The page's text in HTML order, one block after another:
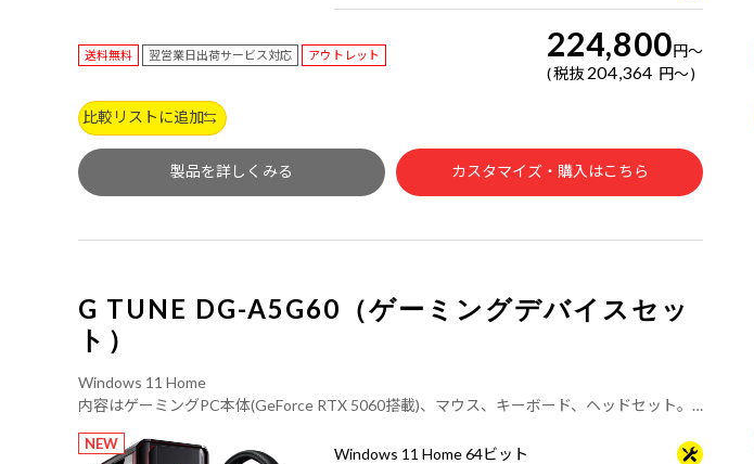
送料無料 翌営業日出荷サービス対応 アウトレット 224,800円～
税抜 204,364 円～
比較リストに追加
製品を詳しくみる カスタマイズ・購入はこちら
G TUNE DG-A5G60（ゲーミングデバイスセッ
ト）
Windows 11 Home
内容はゲーミングPC本体(GeForce RTX 5060搭載)、マウス、キーボード、ヘッドセット。
NEW
Windows 11 Home 64ビット